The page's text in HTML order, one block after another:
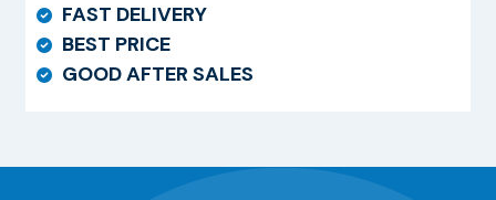
FAST DELIVERY
BEST PRICE
GOOD AFTER SALES